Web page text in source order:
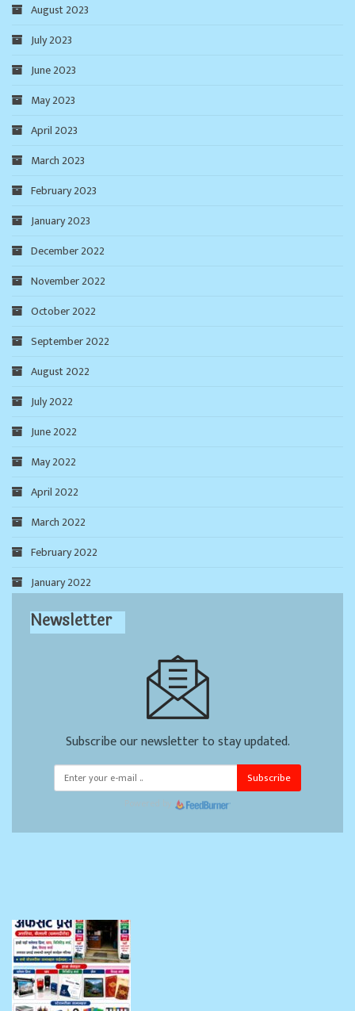
August 2023
July 2023
June 2023
May 2023
April 2023
March 2023
February 2023
January 2023
December 2022
November 2022
October 2022
September 2022
August 2022
July 2022
June 2022
May 2022
April 2022
March 2022
February 2022
January 2022
Newsletter
Subscribe our newsletter to stay updated.
Subscribe